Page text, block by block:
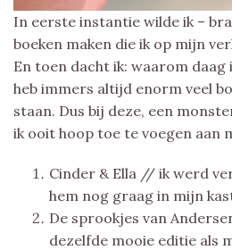
In eerste instantie wilde ik –
boeken maken die ik op mijn
En toen dacht ik: waarom
heb immers altijd enorm veel
staan. Dus bij deze, een
ik ooit hoop toe te voegen aan
Cinder & Ella // ik werd
hem nog graag in mijn
De sprookjes van
dezelfde mooie editie als